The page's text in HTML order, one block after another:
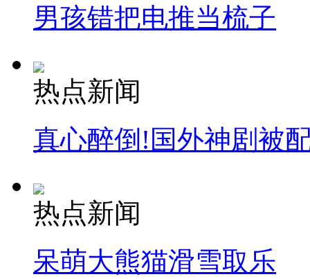
男孩错把电推当梳子
热点新闻
真心醉倒!国外神剧被
热点新闻
呆萌大熊猫滑雪取乐